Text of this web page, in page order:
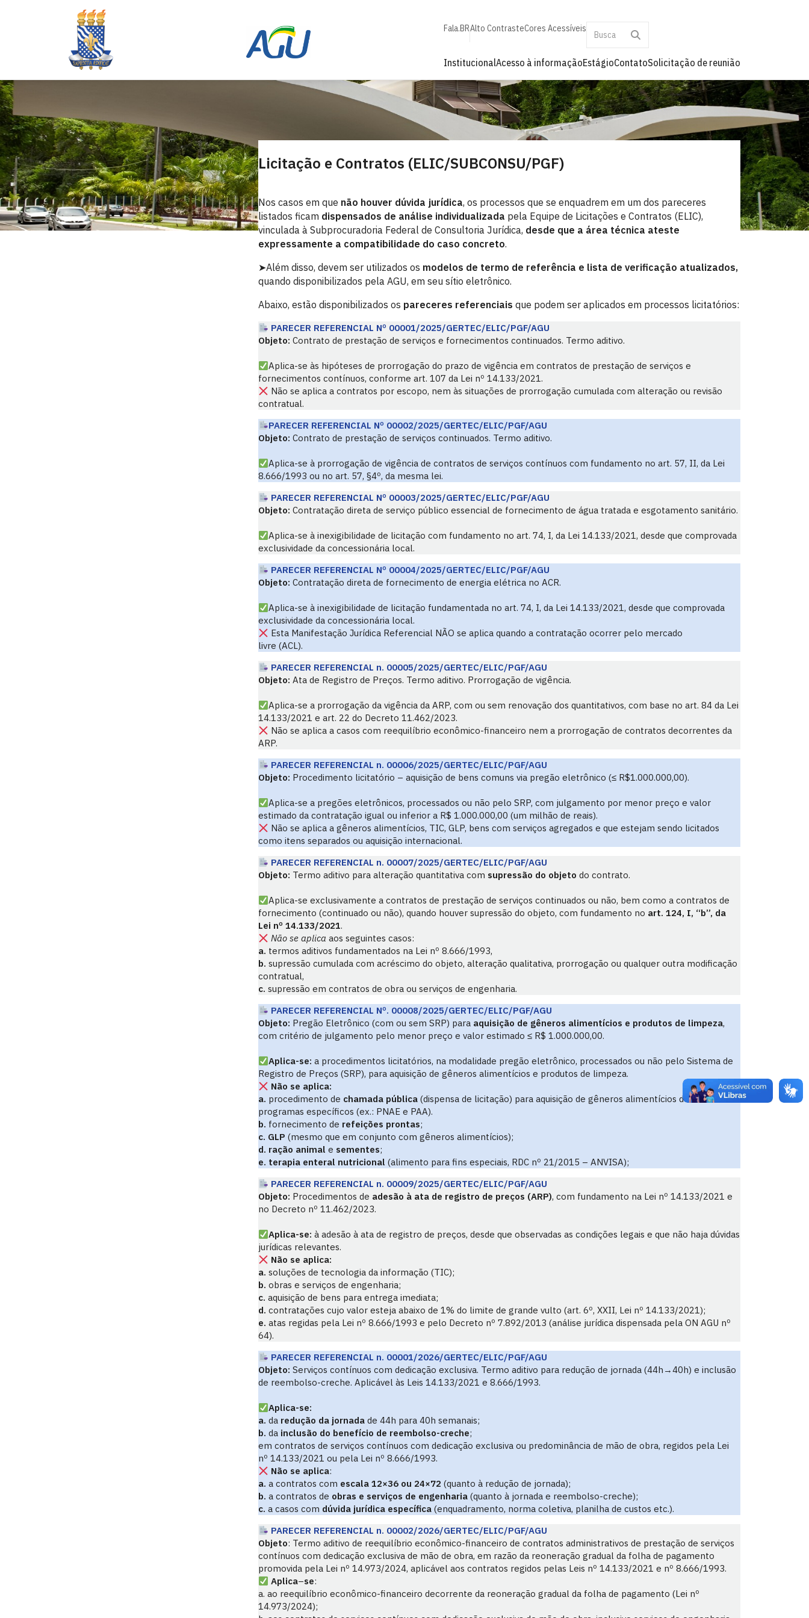
Fala.BRAlto ContrasteCores Acessíveis
InstitucionalAcesso à informaçãoEstágioContatoSolicitação de reunião
Licitação e Contratos (ELIC/SUBCONSU/PGF)
Nos casos em que não houver dúvida jurídica, os processos que se enquadrem em um dos pareceres
listados ficam dispensados de análise individualizada pela Equipe de Licitações e Contratos (ELIC),
vinculada à Subprocuradoria Federal de Consultoria Jurídica, desde que a área técnica ateste
expressamente a compatibilidade do caso concreto.
➤Além disso, devem ser utilizados os modelos de termo de referência e lista de verificação atualizados,
quando disponibilizados pela AGU, em seu sítio eletrônico.
Abaixo, estão disponibilizados os pareceres referenciais que podem ser aplicados em processos licitatórios:
PARECER REFERENCIAL Nº 00001/2025/GERTEC/ELIC/PGF/AGU
Objeto: Contrato de prestação de serviços e fornecimentos continuados. Termo aditivo.
Aplica-se às hipóteses de prorrogação do prazo de vigência em contratos de prestação de serviços e
fornecimentos contínuos, conforme art. 107 da Lei nº 14.133/2021.
Não se aplica a contratos por escopo, nem às situações de prorrogação cumulada com alteração ou revisão
contratual.
PARECER REFERENCIAL Nº 00002/2025/GERTEC/ELIC/PGF/AGU
Objeto: Contrato de prestação de serviços continuados. Termo aditivo.
Aplica-se à prorrogação de vigência de contratos de serviços contínuos com fundamento no art. 57, II, da Lei
8.666/1993 ou no art. 57, §4º, da mesma lei.
PARECER REFERENCIAL Nº 00003/2025/GERTEC/ELIC/PGF/AGU
Objeto: Contratação direta de serviço público essencial de fornecimento de água tratada e esgotamento sanitário.
Aplica-se à inexigibilidade de licitação com fundamento no art. 74, I, da Lei 14.133/2021, desde que comprovada
exclusividade da concessionária local.
PARECER REFERENCIAL Nº 00004/2025/GERTEC/ELIC/PGF/AGU
Objeto: Contratação direta de fornecimento de energia elétrica no ACR.
Aplica-se à inexigibilidade de licitação fundamentada no art. 74, I, da Lei 14.133/2021, desde que comprovada
exclusividade da concessionária local.
Esta Manifestação Jurídica Referencial NÃO se aplica quando a contratação ocorrer pelo mercado
livre (ACL).
PARECER REFERENCIAL n. 00005/2025/GERTEC/ELIC/PGF/AGU
Objeto: Ata de Registro de Preços. Termo aditivo. Prorrogação de vigência.
Aplica-se a prorrogação da vigência da ARP, com ou sem renovação dos quantitativos, com base no art. 84 da Lei
14.133/2021 e art. 22 do Decreto 11.462/2023.
Não se aplica a casos com reequilíbrio econômico-financeiro nem a prorrogação de contratos decorrentes da
ARP.
PARECER REFERENCIAL n. 00006/2025/GERTEC/ELIC/PGF/AGU
Objeto: Procedimento licitatório – aquisição de bens comuns via pregão eletrônico (≤ R$1.000.000,00).
Aplica-se a pregões eletrônicos, processados ou não pelo SRP, com julgamento por menor preço e valor
estimado da contratação igual ou inferior a R$ 1.000.000,00 (um milhão de reais).
Não se aplica a gêneros alimentícios, TIC, GLP, bens com serviços agregados e que estejam sendo licitados
como itens separados ou aquisição internacional.
PARECER REFERENCIAL n. 00007/2025/GERTEC/ELIC/PGF/AGU
Objeto: Termo aditivo para alteração quantitativa com supressão do objeto do contrato.
Aplica-se exclusivamente a contratos de prestação de serviços continuados ou não, bem como a contratos de
fornecimento (continuado ou não), quando houver supressão do objeto, com fundamento no art. 124, I, “b”, da
Lei nº 14.133/2021.
Não se aplica aos seguintes casos:
a. termos aditivos fundamentados na Lei nº 8.666/1993,
b. supressão cumulada com acréscimo do objeto, alteração qualitativa, prorrogação ou qualquer outra modificação
contratual,
c. supressão em contratos de obra ou serviços de engenharia.
PARECER REFERENCIAL Nº. 00008/2025/GERTEC/ELIC/PGF/AGU
Objeto: Pregão Eletrônico (com ou sem SRP) para aquisição de gêneros alimentícios e produtos de limpeza,
com critério de julgamento pelo menor preço e valor estimado ≤ R$ 1.000.000,00.
Aplica-se: a procedimentos licitatórios, na modalidade pregão eletrônico, processados ou não pelo Sistema de
Registro de Preços (SRP), para aquisição de gêneros alimentícios e produtos de limpeza.
Não se aplica:
a. procedimento de chamada pública (dispensa de licitação) para aquisição de gêneros alimentícios destinados a
programas específicos (ex.: PNAE e PAA).
b. fornecimento de refeições prontas;
c. GLP (mesmo que em conjunto com gêneros alimentícios);
d. ração animal e sementes;
e. terapia enteral nutricional (alimento para fins especiais, RDC nº 21/2015 – ANVISA);
PARECER REFERENCIAL n. 00009/2025/GERTEC/ELIC/PGF/AGU
Objeto: Procedimentos de adesão à ata de registro de preços (ARP), com fundamento na Lei nº 14.133/2021 e
no Decreto nº 11.462/2023.
Aplica-se: à adesão à ata de registro de preços, desde que observadas as condições legais e que não haja dúvidas
jurídicas relevantes.
Não se aplica:
a. soluções de tecnologia da informação (TIC);
b. obras e serviços de engenharia;
c. aquisição de bens para entrega imediata;
d. contratações cujo valor esteja abaixo de 1% do limite de grande vulto (art. 6º, XXII, Lei nº 14.133/2021);
e. atas regidas pela Lei nº 8.666/1993 e pelo Decreto nº 7.892/2013 (análise jurídica dispensada pela ON AGU nº
64).
PARECER REFERENCIAL n. 00001/2026/GERTEC/ELIC/PGF/AGU
Objeto: Serviços contínuos com dedicação exclusiva. Termo aditivo para redução de jornada (44h→40h) e inclusão
de reembolso-creche. Aplicável às Leis 14.133/2021 e 8.666/1993.
Aplica-se:
a. da redução da jornada de 44h para 40h semanais;
b. da inclusão do benefício de reembolso-creche;
em contratos de serviços contínuos com dedicação exclusiva ou predominância de mão de obra, regidos pela Lei
nº 14.133/2021 ou pela Lei nº 8.666/1993.
Não se aplica:
a. a contratos com escala 12×36 ou 24×72 (quanto à redução de jornada);
b. a contratos de obras e serviços de engenharia (quanto à jornada e reembolso-creche);
c. a casos com dúvida jurídica específica (enquadramento, norma coletiva, planilha de custos etc.).
PARECER REFERENCIAL n. 00002/2026/GERTEC/ELIC/PGF/AGU
Objeto: Termo aditivo de reequilíbrio econômico-financeiro de contratos administrativos de prestação de serviços
contínuos com dedicação exclusiva de mão de obra, em razão da reoneração gradual da folha de pagamento
promovida pela Lei nº 14.973/2024, aplicável aos contratos regidos pelas Leis nº 14.133/2021 e nº 8.666/1993.
Aplica–se:
a. ao reequilíbrio econômico-financeiro decorrente da reoneração gradual da folha de pagamento (Lei nº
14.973/2024);